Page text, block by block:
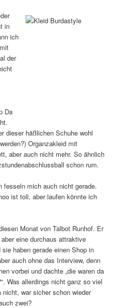
in
ich
der
Da
dieser häßlichen Schuhe wohl
Organzakleid mit
aber auch nicht mehr. So ähnlich
schon rum.
fesseln mich auch nicht gerade.
ist toll, aber laufen könnte ich
Monat von Talbot Runhof. Er
eine durchaus attraktive
haben gerade einen Shop in
auch ohne das Interview, denn
vorbei und dachte „die waren da
Was allerdings nicht ganz so viel
war sicher schon wieder
zwei?